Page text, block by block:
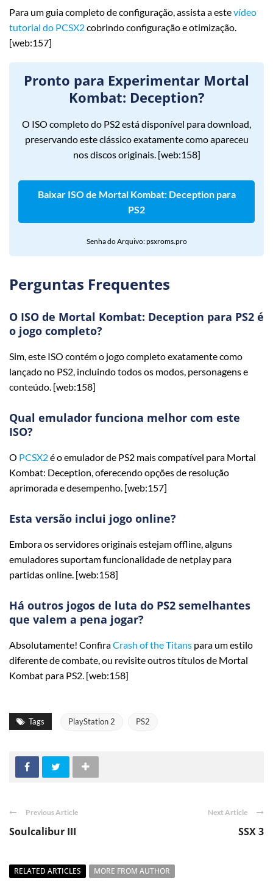
Para um guia completo de configuração, assista a estevídeo
tutorial do PCSX2cobrindo configuração e otimização.
[web:157]
Pronto para Experimentar Mortal
Kombat: Deception?
O ISO completo do PS2 está disponível para download,
preservando este clássico exatamente como apareceu
nos discos originais. [web:158]
Baixar ISO de Mortal Kombat: Deception para
PS2
Senha do Arquivo: psxroms.pro
Perguntas Frequentes
O ISO de Mortal Kombat: Deception para PS2 é
o jogo completo?
Sim, este ISO contém o jogo completo exatamente como
lançado no PS2, incluindo todos os modos, personagens e
conteúdo. [web:158]
Qual emulador funciona melhor com este
ISO?
O PCSX2é o emulador de PS2 mais compatível para Mortal
Kombat: Deception, oferecendo opções de resolução
aprimorada e desempenho. [web:157]
Esta versão inclui jogo online?
Embora os servidores originais estejam offline, alguns
emuladores suportam funcionalidade de netplay para
partidas online. [web:158]
Há outros jogos de luta do PS2 semelhantes
que valem a pena jogar?
Absolutamente! ConfiraCrash of the Titans para um estilo
diferente de combate, ou revisite outros títulos de Mortal
Kombat para PS2. [web:158]
Tags PlayStation 2 PS2
Previous Article
Soulcalibur III
Next Article
SSX 3
RELATED ARTICLES
MORE FROM AUTHOR